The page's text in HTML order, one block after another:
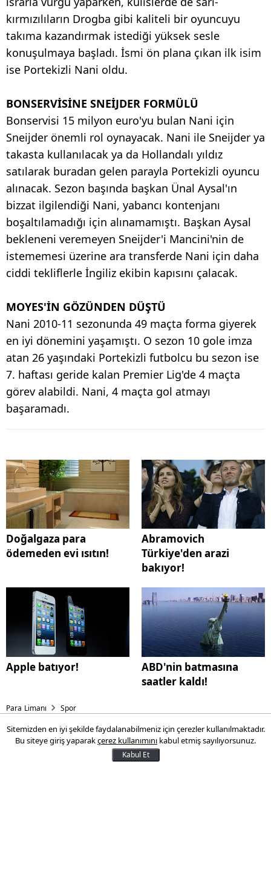
kırmızılıların Drogba gibi kaliteli bir oyuncuyu
takıma kazandırmak istediği yüksek sesle
konuşulmaya başladı. İsmi ön plana çıkan ilk isim
ise Portekizli Nani oldu.
BONSERVİSİNE SNEİJDER FORMÜLÜ
Bonservisi 15 milyon euro'yu bulan Nani için
Sneijder önemli rol oynayacak. Nani ile Sneijder ya
takasta kullanılacak ya da Hollandalı yıldız
satılarak buradan gelen parayla Portekizli oyuncu
alınacak. Sezon başında başkan Ünal Aysal'ın
bizzat ilgilendiği Nani, yabancı kontenjanı
boşaltılamadığı için alınamamıştı. Başkan Aysal
bekleneni veremeyen Sneijder'i Mancini'nin de
istememesi üzerine ara transferde Nani için daha
ciddi tekliflerle İngiliz ekibin kapısını çalacak.
MOYES'İN GÖZÜNDEN DÜŞTÜ
Nani 2010-11 sezonunda 49 maçta forma giyerek
en iyi dönemini yaşamıştı. O sezon 10 gole imza
atan 26 yaşındaki Portekizli futbolcu bu sezon ise
7. haftası geride kalan Premier Lig'de 4 maçta
görev alabildi. Nani, 4 maçta gol atmayı
başaramadı.
Doğalgaza para
ödemeden evi ısıtın!
Abramovich
Türkiye'den arazi
bakıyor!
Apple batıyor!
ABD'nin batmasına
saatler kaldı!
Para Limanı Spor
PARA LİGİ
ParaLimani.com'dan dev hizmet. Her hafta
Sitemizden en iyi şekilde faydalanabilmeniz için çerezler kullanılmaktadır.
Bu siteye giriş yaparakçerez kullanımını kabul etmiş sayılıyorsunuz.
Kabul Et